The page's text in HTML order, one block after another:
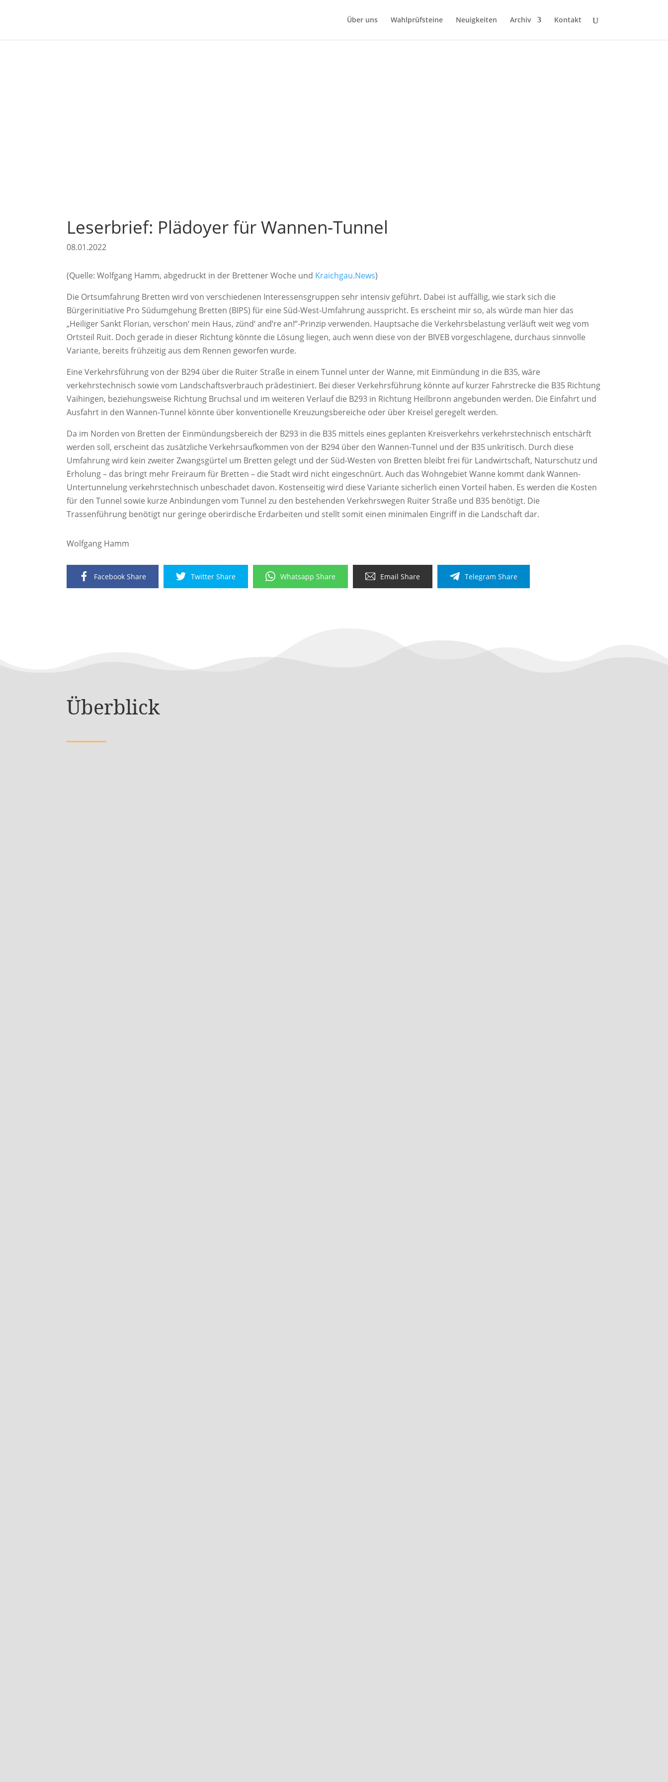
Über uns Wahlprüfsteine Neuigkeiten Archiv Kontakt
Leserbrief: Plädoyer für Wannen-Tunnel
08.01.2022
(Quelle: Wolfgang Hamm, abgedruckt in der Brettener Woche und Kraichgau.News)
Die Ortsumfahrung Bretten wird von verschiedenen Interessensgruppen sehr intensiv geführt. Dabei ist auffällig, wie stark sich die
Bürgerinitiative Pro Südumgehung Bretten (BIPS) für eine Süd-West-Umfahrung ausspricht. Es erscheint mir so, als würde man hier das
„Heiliger Sankt Florian, verschon‘ mein Haus, zünd‘ and’re an!“-Prinzip verwenden. Hauptsache die Verkehrsbelastung verläuft weit weg vom
Ortsteil Ruit. Doch gerade in dieser Richtung könnte die Lösung liegen, auch wenn diese von der BIVEB vorgeschlagene, durchaus sinnvolle
Variante, bereits frühzeitig aus dem Rennen geworfen wurde.
Eine Verkehrsführung von der B294 über die Ruiter Straße in einem Tunnel unter der Wanne, mit Einmündung in die B35, wäre
verkehrstechnisch sowie vom Landschaftsverbrauch prädestiniert. Bei dieser Verkehrsführung könnte auf kurzer Fahrstrecke die B35 Richtung
Vaihingen, beziehungsweise Richtung Bruchsal und im weiteren Verlauf die B293 in Richtung Heilbronn angebunden werden. Die Einfahrt und
Ausfahrt in den Wannen-Tunnel könnte über konventionelle Kreuzungsbereiche oder über Kreisel geregelt werden.
Da im Norden von Bretten der Einmündungsbereich der B293 in die B35 mittels eines geplanten Kreisverkehrs verkehrstechnisch entschärft
werden soll, erscheint das zusätzliche Verkehrsaufkommen von der B294 über den Wannen-Tunnel und der B35 unkritisch. Durch diese
Umfahrung wird kein zweiter Zwangsgürtel um Bretten gelegt und der Süd-Westen von Bretten bleibt frei für Landwirtschaft, Naturschutz und
Erholung – das bringt mehr Freiraum für Bretten – die Stadt wird nicht eingeschnürt. Auch das Wohngebiet Wanne kommt dank Wannen-
Untertunnelung verkehrstechnisch unbeschadet davon. Kostenseitig wird diese Variante sicherlich einen Vorteil haben. Es werden die Kosten
für den Tunnel sowie kurze Anbindungen vom Tunnel zu den bestehenden Verkehrswegen Ruiter Straße und B35 benötigt. Die
Trassenführung benötigt nur geringe oberirdische Erdarbeiten und stellt somit einen minimalen Eingriff in die Landschaft dar.
Wolfgang Hamm
Facebook Share Twitter Share Whatsapp Share Email Share Telegram Share
Überblick